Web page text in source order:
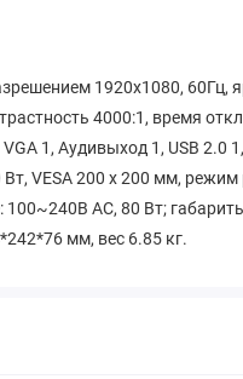
1920х1080, 60Гц,
4000:1, время
1, Аудивыход 1, USB 2.0 1,
Вт, VESA 200 х 200 мм,
100~240В AC, 80 Вт;
мм, вес 6.85 кг.